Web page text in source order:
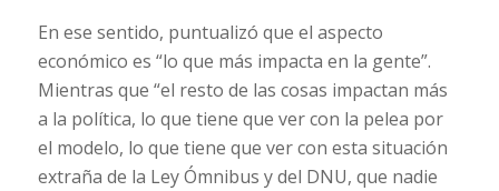
En ese sentido, puntualizó que el aspecto
económico es “lo que más impacta en la gente”.
Mientras que “el resto de las cosas impactan más
a la política, lo que tiene que ver con la pelea por
el modelo, lo que tiene que ver con esta situación
extraña de la Ley Ómnibus y del DNU, que nadie